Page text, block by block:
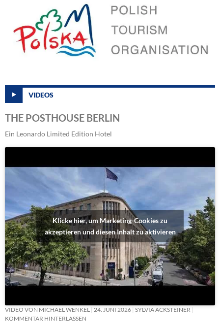
VIDEOS
THE POSTHOUSE BERLIN
Ein Leonardo Limited Edition Hotel
Klicke hier, um Marketing-Cookies zu
akzeptieren und diesen Inhalt zu aktivieren
VIDEO VON MICHAEL WENKEL 24. JUNI 2026 SYLVIA ACKSTEINER
KOMMENTAR HINTERLASSEN